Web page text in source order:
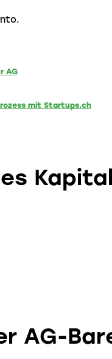
AG
mit Startups.ch
AG-